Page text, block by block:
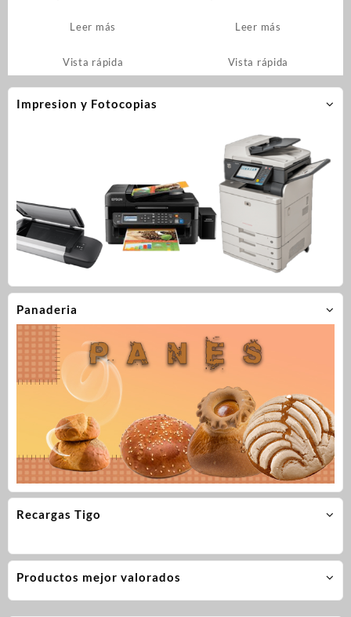
Impresion y Fotocopias
Panaderia
Recargas Tigo
Productos mejor valorados
Leer más
Vista rápida
Leer más
Vista rápida